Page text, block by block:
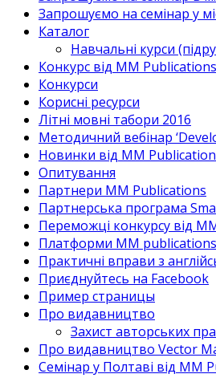
Запрошуємо на семінар у
Каталог
Навчальні курси
Конкурс від MM Publications
Конкурси
Корисні ресурси
Літні мовні табори 2016
Методичний вебінар
Новинки від MM
Опитування
Партнери MM Publications
Партнерська програма
Переможці конкурсу від
Платформи MM publications
Практичні вправи з
Приєднуйтесь на Facebook
Пример страницы
Про видавництво
Захист авторських
Про видавництво Vector
Семінар у Полтаві від MM